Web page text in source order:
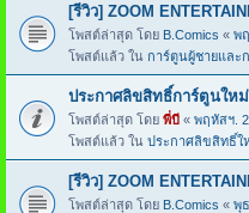
[รีวิว] ZOOM
โพสต์ล่าสุด โดย B.Comics « พ
โพสต์แล้ว ใน การ์ตูนผู้ชายและ
ประกาศลิขสิทธิ์การ์ตูนใหม่
โพสต์ล่าสุด โดย พี่บี « พฤหัสฯ.
โพสต์แล้ว ใน ประกาศลิขสิทธิ์ใ
[รีวิว] ZOOM
โพสต์ล่าสุด โดย B.Comics « พุ